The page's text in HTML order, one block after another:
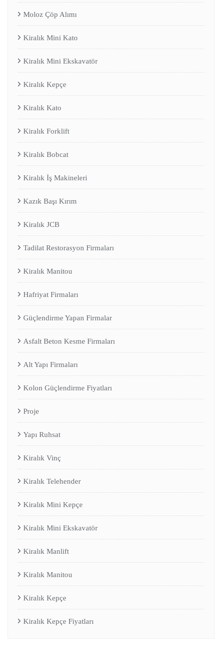
Moloz Çöp Alımı
Kiralık Mini Kato
Kiralık Mini Ekskavatör
Kiralık Kepçe
Kiralık Kato
Kiralık Forklift
Kiralık Bobcat
Kiralık İş Makineleri
Kazık Başı Kırım
Kiralık JCB
Tadilat Restorasyon Firmaları
Kiralık Manitou
Hafriyat Firmaları
Güçlendirme Yapan Firmalar
Asfalt Beton Kesme Firmaları
Alt Yapı Firmaları
Kolon Güçlendirme Fiyatları
Proje
Yapı Ruhsat
Kiralık Vinç
Kiralık Telehender
Kiralık Mini Kepçe
Kiralık Mini Ekskavatör
Kiralık Manlift
Kiralık Manitou
Kiralık Kepçe
Kiralık Kepçe Fiyatları